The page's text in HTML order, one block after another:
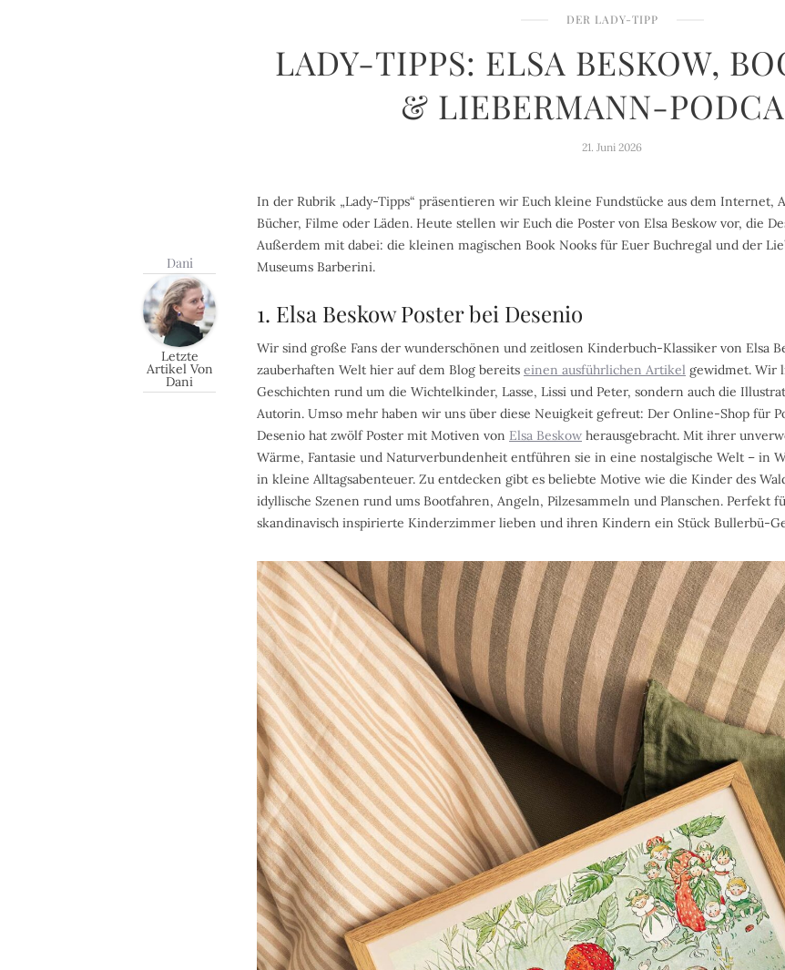
DER LADY-TIPP
LADY-TIPPS: ELSA BESKOW,
& LIEBERMANN-
21. Juni 2026
Dani
Letzte
Artikel Von
Dani
In der Rubrik „Lady-Tipps“ präsentieren wir Euch kleine Fundstücke aus dem Internet,
Bücher, Filme oder Läden. Heute stellen wir Euch die Poster von Elsa Beskow vor, die
Außerdem mit dabei: die kleinen magischen Book Nooks für Euer Buchregal und der
Museums Barberini.
1. Elsa Beskow Poster bei Desenio
Wir sind große Fans der wunderschönen und zeitlosen Kinderbuch-Klassiker von Elsa
zauberhaften Welt hier auf dem Blog bereits einen ausführlichen Artikel gewidmet. Wir
Geschichten rund um die Wichtelkinder, Lasse, Lissi und Peter, sondern auch die
Autorin. Umso mehr haben wir uns über diese Neuigkeit gefreut: Der Online-Shop für
Desenio hat zwölf Poster mit Motiven von Elsa Beskow herausgebracht. Mit ihrer
Wärme, Fantasie und Naturverbundenheit entführen sie in eine nostalgische Welt – in
in kleine Alltagsabenteuer. Zu entdecken gibt es beliebte Motive wie die Kinder des
idyllische Szenen rund ums Bootfahren, Angeln, Pilzesammeln und Planschen. Perfekt
skandinavisch inspirierte Kinderzimmer lieben und ihren Kindern ein Stück Bullerbü-